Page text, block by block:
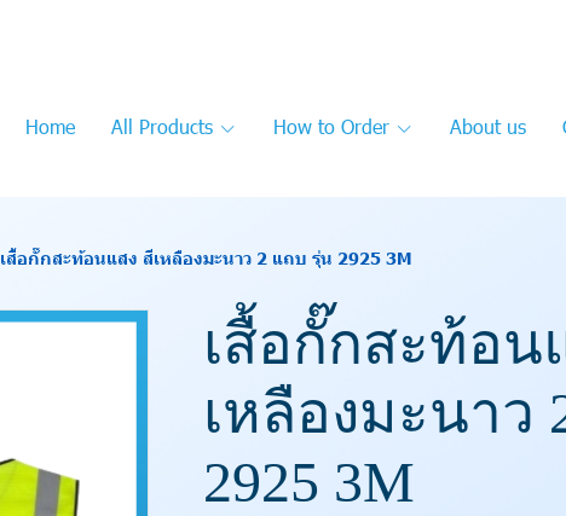
Home All Products How to Order About us
เสื้อกั๊กสะท้อนแสง สีเหลืองมะนาว 2 แถบ รุ่น 2925 3M
เสื้อกั๊กสะท้อน
เหลืองมะนาว
2925 3M